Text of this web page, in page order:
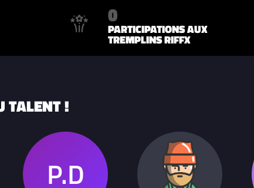
0
PARTICIPATIONS AUX
TREMPLINS RIFFX
TALENT !